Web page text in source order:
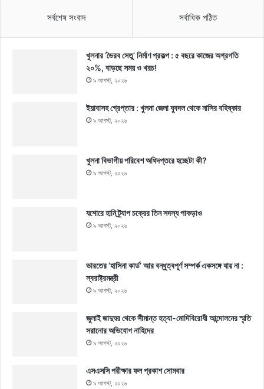
সর্বশেষ সংবাদ সর্বাধিক পঠিত
খুলনার ‘ভৈরব সেতু’ নির্মাণ প্রকল্প : ৫ বছরে কাজের অগ্রগতি
২০%, বাড়ছে সময় ও খরচ!
৯ আগস্ট, ২০২৬
ইয়াবাসহ গ্রেপ্তার : খুলনা জেলা যুবদল থেকে নাসির বহিষ্কার
৯ আগস্ট, ২০২৬
খুলনা বিভাগীয় পরিবেশ অধিদপ্তরে হচ্ছেটা কী?
৯ আগস্ট, ২০২৬
যশোরে হানি ট্র্যাপ চক্রের তিন সদস্য পাকড়াও
৯ আগস্ট, ২০২৬
ভারতের ‘হাসিনা কার্ড’ আর বন্ধুত্বপূর্ণ সম্পর্ক একসঙ্গে যায় না :
স্বরাষ্ট্রমন্ত্রী
৯ আগস্ট, ২০২৬
জুলাই জাদুঘর থেকে সীমান্ত হত্যা-মোদিবিরোধী আন্দোলনের স্মৃতি
সরানোর অভিযোগ নাহিদের
৯ আগস্ট, ২০২৬
এসএসসি পরীক্ষার ফল প্রকাশ সোমবার
৯ আগস্ট, ২০২৬